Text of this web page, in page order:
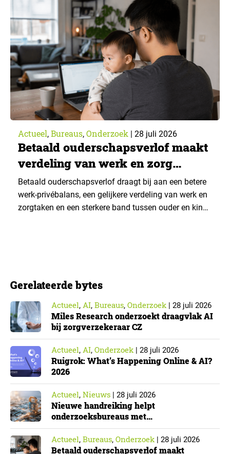
van What’s Happening Online & AI? 2026, het
jaarlijkse trendrapport van Ruigrok onderzoek &
advies over…
Actueel, Bureaus, Onderzoek | 28 juli 2026
Betaald ouderschapsverlof maakt
verdeling van werk en zorg
gelijker
Betaald ouderschapsverlof draagt bij aan een betere
werk-privébalans, een gelijkere verdeling van werk en
zorgtaken en een sterkere band tussen ouder en kind.
Gerelateerde bytes
Actueel, AI, Bureaus, Onderzoek| 28 juli 2026
Miles Research onderzoekt draagvlak AI
bij zorgverzekeraar CZ
Actueel, AI, Onderzoek| 28 juli 2026
Ruigrok: What’s Happening Online & AI?
2026
Actueel, Nieuws | 28 juli 2026
Nieuwe handreiking helpt
onderzoeksbureaus met
Cyberbeveiligingswet
Actueel, Bureaus, Onderzoek| 28 juli 2026
Betaald ouderschapsverlof maakt